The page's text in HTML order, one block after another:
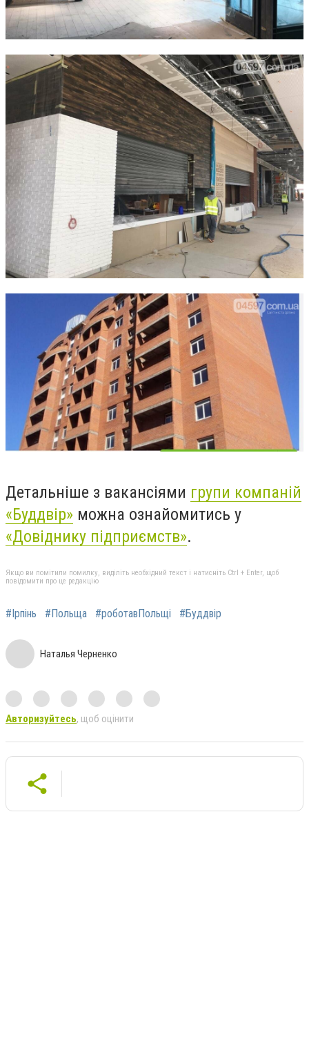
Детальніше з вакансіями групи компаній
«Буддвір» можна ознайомитись у
«Довіднику підприємств».
Якщо ви помітили помилку, виділіть необхідний текст і натисніть Ctrl + Enter, щоб
повідомити про це редакцію
#Ірпінь #Польща #роботавПольщі #Буддвір
Наталья Черненко
Авторизуйтесь, щоб оцінити